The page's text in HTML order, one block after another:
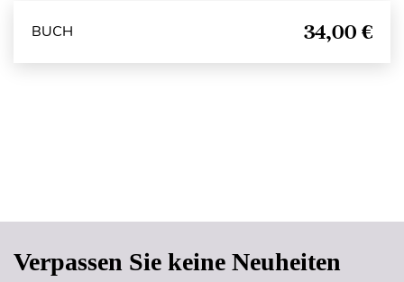
BUCH 34,00 €
Verpassen Sie keine Neuheiten